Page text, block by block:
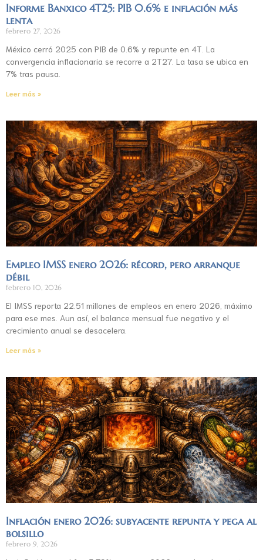
Informe Banxico 4T25: PIB 0.6% e inflación más
lenta
febrero 27, 2026
México cerró 2025 con PIB de 0.6% y repunte en 4T. La
convergencia inflacionaria se recorre a 2T27. La tasa se ubica en
7% tras pausa.
Leer más »
Empleo IMSS enero 2026: récord, pero arranque
débil
febrero 10, 2026
El IMSS reporta 22.51 millones de empleos en enero 2026, máximo
para ese mes. Aun así, el balance mensual fue negativo y el
crecimiento anual se desacelera.
Leer más »
Inflación enero 2026: subyacente repunta y pega al
bolsillo
febrero 9, 2026